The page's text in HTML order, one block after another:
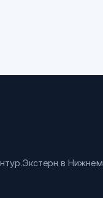
в Нижнем